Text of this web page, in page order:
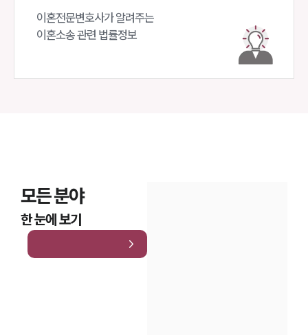
이혼전문변호사가 알려주는
이혼소송 관련 법률정보
모든 분야
한 눈에 보기